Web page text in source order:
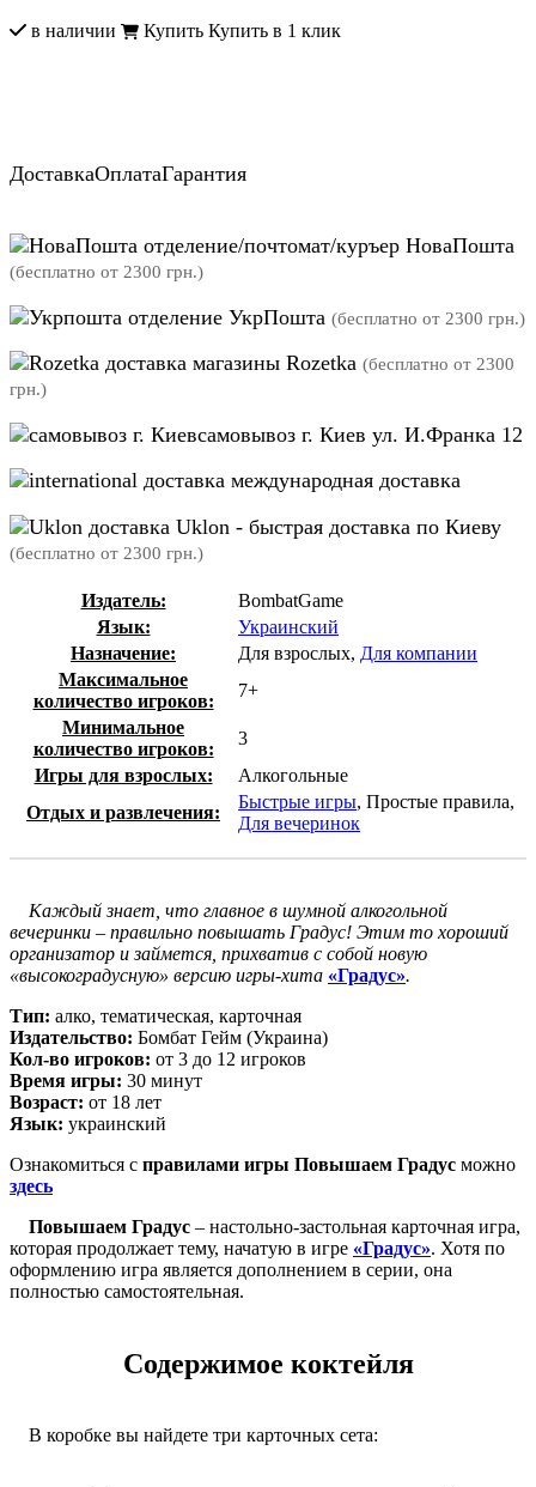
в наличии Купить Купить в 1 клик
ДоставкаОплатаГарантия
отделение/почтомат/куръер НоваПошта
(бесплатно от 2300 грн.)
отделение УкрПошта (бесплатно от 2300 грн.)
магазины Rozetka (бесплатно от 2300
грн.)
самовывоз г. Киев ул. И.Франка 12
международная доставка
Uklon - быстрая доставка по Киеву
(бесплатно от 2300 грн.)
Издатель:
BombatGame
Язык:
Украинский
Назначение:
Для взрослых, Для компании
Максимальное
количество игроков:
7+
Минимальное
количество игроков:
3
Игры для взрослых:
Алкогольные
Отдых и развлечения:
Быстрые игры, Простые правила,
Для вечеринок
Каждый знает, что главное в шумной алкогольной
вечеринки – правильно повышать Градус! Этим то хороший
организатор и займется, прихватив с собой новую
«высокоградусную» версию игры-хита «Градус».
Тип: алко, тематическая, карточная
Издательство: Бомбат Гейм (Украина)
Кол-во игроков: от 3 до 12 игроков
Время игры: 30 минут
Возраст: от 18 лет
Язык: украинский
Ознакомиться с правилами игры Повышаем Градус можно
здесь
Повышаем Градус – настольно-застольная карточная игра,
которая продолжает тему, начатую в игре «Градус». Хотя по
оформлению игра является дополнением в серии, она
полностью самостоятельная.
Содержимое коктейля
В коробке вы найдете три карточных сета: